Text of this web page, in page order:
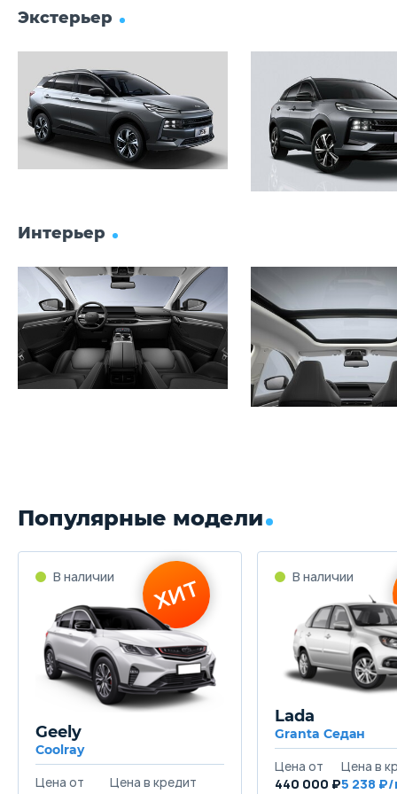
Экстерьер
Интерьер
Популярные модели
Geely
Coolray
Lada
Granta Седан
440 000 ₽5 238